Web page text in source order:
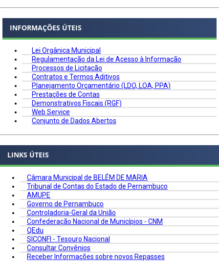
INFORMAÇÕES ÚTEIS
Lei Orgânica Municipal
Regulamentação da Lei de Acesso à Informação
Processos de Licitação
Contratos e Termos Aditivos
Planejamento Orçamentário (LDO, LOA, PPA)
Prestações de Contas
Demonstrativos Fiscais (RGF)
Web Service
Conjunto de Dados Abertos
LINKS ÚTEIS
Câmara Municipal de BELÉM DE MARIA
Tribunal de Contas do Estado de Pernambuco
AMUPE
Governo de Pernambuco
Controladoria-Geral da União
Confederação Nacional de Municípios - CNM
QEdu
SICONFI - Tesouro Nacional
Consultar Convênios
Receber Informações sobre novos Repasses